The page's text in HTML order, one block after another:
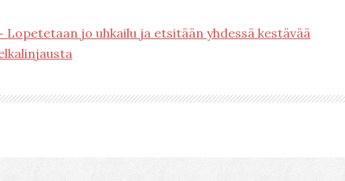
Lopetetaan jo uhkailu ja etsitään yhdessä kestävää